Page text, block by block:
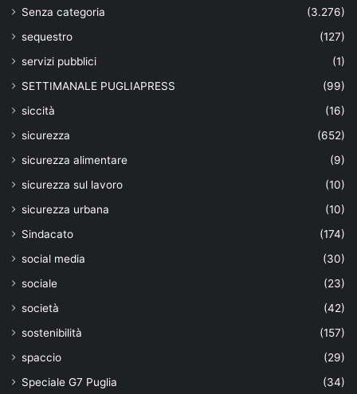
Senza categoria
(3.276)
sequestro
(127)
servizi pubblici
(1)
SETTIMANALE PUGLIAPRESS
(99)
siccità
(16)
sicurezza
(652)
sicurezza alimentare
(9)
sicurezza sul lavoro
(10)
sicurezza urbana
(10)
Sindacato
(174)
social media
(30)
sociale
(23)
società
(42)
sostenibilità
(157)
spaccio
(29)
Speciale G7 Puglia
(34)